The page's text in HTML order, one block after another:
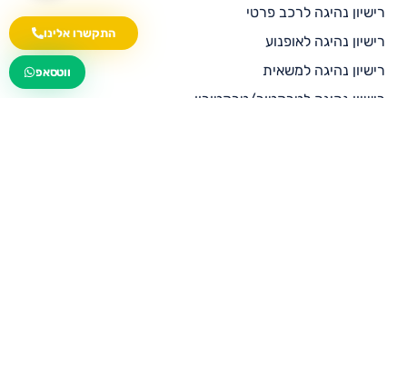
התקשרו אלינו
wa.me/535216644
ווטסאפ
רישיון נהיגה לרכב פרטי
רישיון נהיגה לאופנוע
רישיון נהיגה למשאית
רישיון נהיגה לטרקטור/טרקטורון